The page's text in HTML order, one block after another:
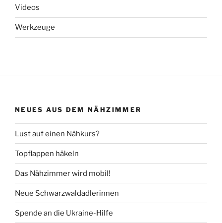
Videos
Werkzeuge
NEUES AUS DEM NÄHZIMMER
Lust auf einen Nähkurs?
Topflappen häkeln
Das Nähzimmer wird mobil!
Neue Schwarzwaldadlerinnen
Spende an die Ukraine-Hilfe